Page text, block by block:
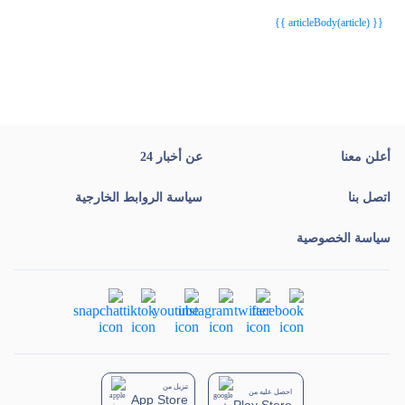
{{ articleBody(article) }}
أعلن معنا عن أخبار 24
اتصل بنا سياسة الروابط الخارجية
سياسة الخصوصية
تنزيل من
App Store
احصل عليه من